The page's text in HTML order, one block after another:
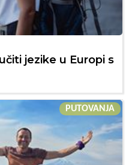
jezike u Europi s
PUTOVANJA